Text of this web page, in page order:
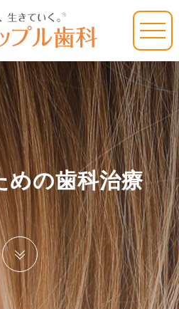
めの歯科治療